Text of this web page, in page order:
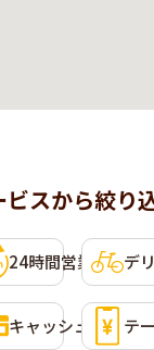
ビスから絞り
ことができます。
24時間営業 デ
キャッシュレス決済
テ